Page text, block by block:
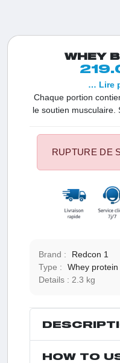
WHEY
Chaque portion
le soutien musculaire.
… Lire
RUPTURE DE
Brand :
Redcon 1
Type :
Whey protein
Details :
2.3 kg
HOW TO